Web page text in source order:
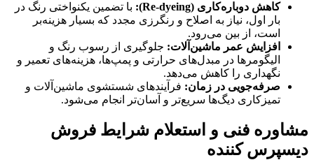
کاهش دوباره‌کاری (Re-dyeing):
با تضمین یکنواختی رنگ در
بار اول، نیاز به اصلاح و رنگرزی مجدد که بسیار هزینه‌بر
است، از بین می‌رود.
افزایش عمر ماشین‌آلات: جلوگیری از رسوب رنگ و
الیگومرها در مبدل‌های حرارتی و پمپ‌ها، هزینه‌های تعمیر و
نگهداری را کاهش می‌دهد.
صرفه‌جویی در زمان: فرآیندهای شستشوی ماشین‌آلات و
تمیزکاری دیگ‌ها سریع‌تر و آسان‌تر انجام می‌شود.
مشاوره فنی و استعلام شرایط فروش
دیسپرس کننده